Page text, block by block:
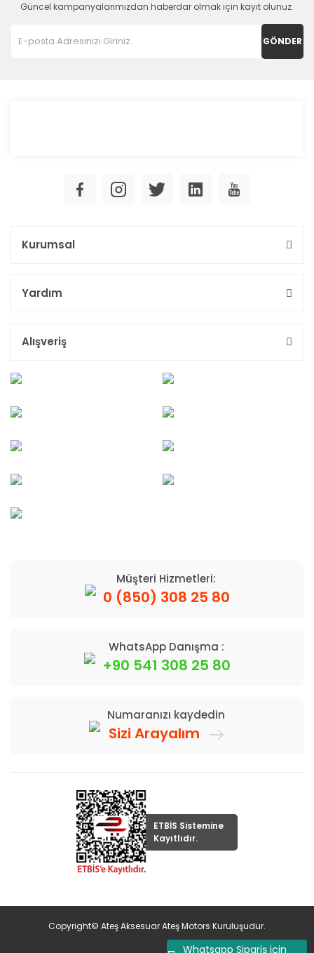
Whatsapp Sipariş için
Güncel kampanyalarımızdan haberdar olmak için kayıt olunuz.
GÖNDER
Kurumsal
Yardım
Alışveriş
Müşteri Hizmetleri:
0 (850) 308 25 80
WhatsApp Danışma :
+90 541 308 25 80
Numaranızı kaydedin
Sizi Arayalım
ETBİS Sistemine
Kayıtlıdır.
Copyright© Ateş Aksesuar Ateş Motors Kuruluşudur.